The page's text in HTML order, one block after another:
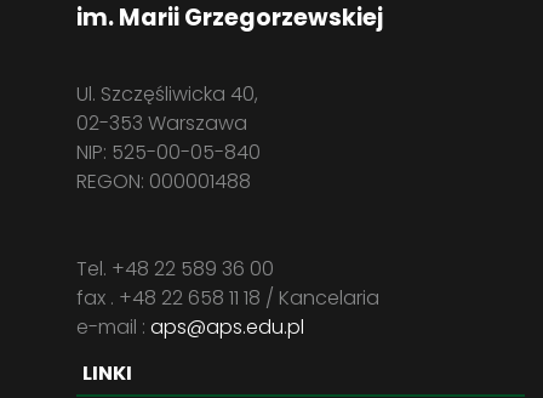
im. Marii Grzegorzewskiej
Ul. Szczęśliwicka 40,
02-353 Warszawa
NIP: 525-00-05-840
REGON: 000001488
Tel. +48 22 589 36 00
fax . +48 22 658 11 18 / Kancelaria
e-mail : aps@aps.edu.pl
LINKI